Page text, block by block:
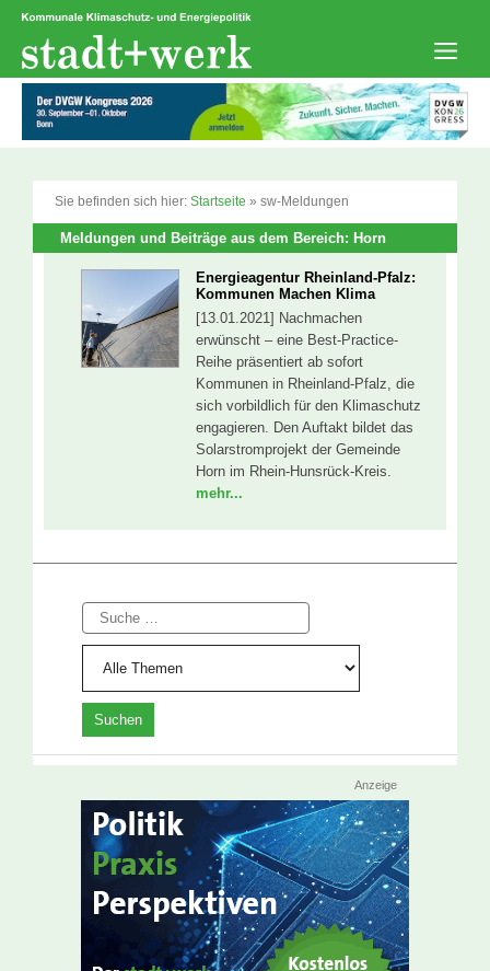
Zum
springen
Sie befinden sich hier: Startseite » sw-Meldungen
Meldungen und Beiträge aus dem Bereich: Horn
Energieagentur Rheinland-Pfalz:
Kommunen Machen Klima
[13.01.2021] Nachmachen
erwünscht – eine Best-Practice-
Reihe präsentiert ab sofort
Kommunen in Rheinland-Pfalz, die
sich vorbildlich für den Klimaschutz
engagieren. Den Auftakt bildet das
Solarstromprojekt der Gemeinde
Horn im Rhein-Hunsrück-Kreis.
mehr...
Suche
Anzeige